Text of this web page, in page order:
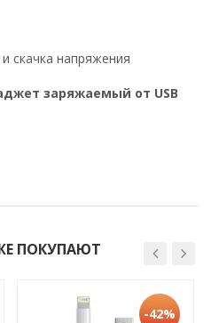
скачка напряжения
заряжаемый от USB
ПОКУПАЮТ
-42%